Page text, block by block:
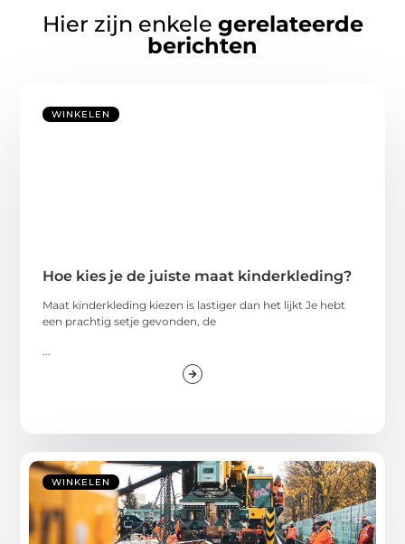
Hier zijn enkele gerelateerde
berichten
WINKELEN
Hoe kies je de juiste maat kinderkleding?
Maat kinderkleding kiezen is lastiger dan het lijkt Je hebt
een prachtig setje gevonden, de
WINKELEN